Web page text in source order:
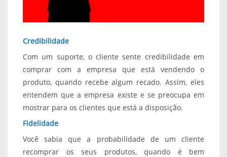
Credibilidade
Com um suporte, o cliente sente credibilidade em
comprar com a empresa que está vendendo o
produto, quando recebe algum recado. Assim, eles
entendem que a empresa existe e se preocupa em
mostrar para os clientes que está a disposição.
Fidelidade
Você sabia que a probabilidade de um cliente
recomprar os seus produtos, quando é bem